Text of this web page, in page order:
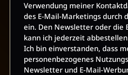
ABO ONLINE
Verwendung meiner
des E-Mail-Marketings durch
ein. Den Newsletter oder die
kann ich jederzeit
Ich bin einverstanden, dass
personenbezogenes
Newsletter und E-Mail-